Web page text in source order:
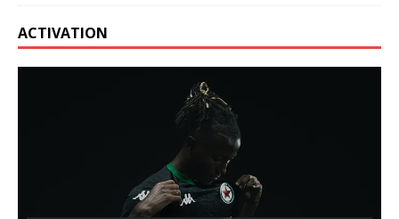
ACTIVATION